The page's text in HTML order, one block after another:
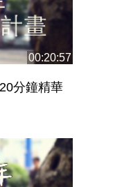
00:20:57
分鐘精華